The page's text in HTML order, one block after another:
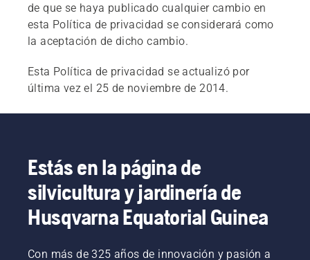
de que se haya publicado cualquier cambio en
esta Política de privacidad se considerará como
la aceptación de dicho cambio.
Esta Política de privacidad se actualizó por
última vez el 25 de noviembre de 2014.
Estás en la página de
silvicultura y jardinería de
Husqvarna Equatorial Guinea
Con más de 325 años de innovación y pasión a